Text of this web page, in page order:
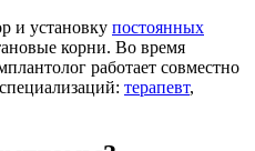
и установку постоянных
корни. Во время
работает совместно
терапевт,